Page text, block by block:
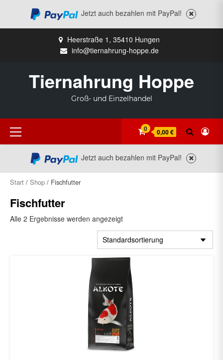
Jetzt auch bezahlen mit PayPal!
Heerstraße 1, 35410 Hungen
info@tiernahrung-hoppe.de
Tiernahrung Hoppe
Groß- und Einzelhandel
Primäres
Menü
0 0,00 €
Jetzt auch bezahlen mit PayPal!
Start / Shop / Fischfutter
Fischfutter
Alle 2 Ergebnisse werden angezeigt